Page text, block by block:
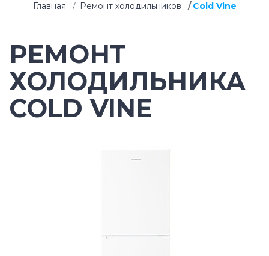
Главная Ремонт холодильников Cold Vine
РЕМОНТ
ХОЛОДИЛЬНИКА
COLD VINE